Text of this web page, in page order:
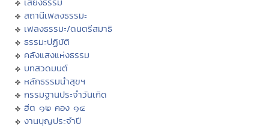
สถานีเพลงธรรมะ
เพลงธรรมะ/ดนตรีสมาธิ
ธรรมะปฏิบัติ
คลังแสงแห่งธรรม
บทสวดมนต์
หลักธรรมนำสุขฯ
กรรมฐานประจำวันเกิด
ฮีต ๑๒ คอง ๑๔
งานบุญประจำปี